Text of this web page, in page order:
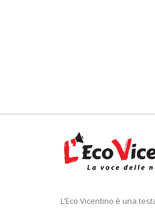
L’Eco Vicentino è una